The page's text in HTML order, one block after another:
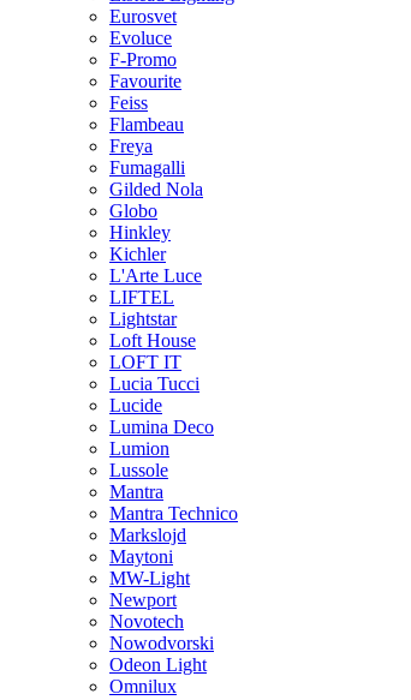
Eurosvet
Evoluce
F-Promo
Favourite
Feiss
Flambeau
Freya
Fumagalli
Gilded Nola
Globo
Hinkley
Kichler
L'Arte Luce
LIFTEL
Lightstar
Loft House
LOFT IT
Lucia Tucci
Lucide
Lumina Deco
Lumion
Lussole
Mantra
Mantra Technico
Markslojd
Maytoni
MW-Light
Newport
Novotech
Nowodvorski
Odeon Light
Omnilux